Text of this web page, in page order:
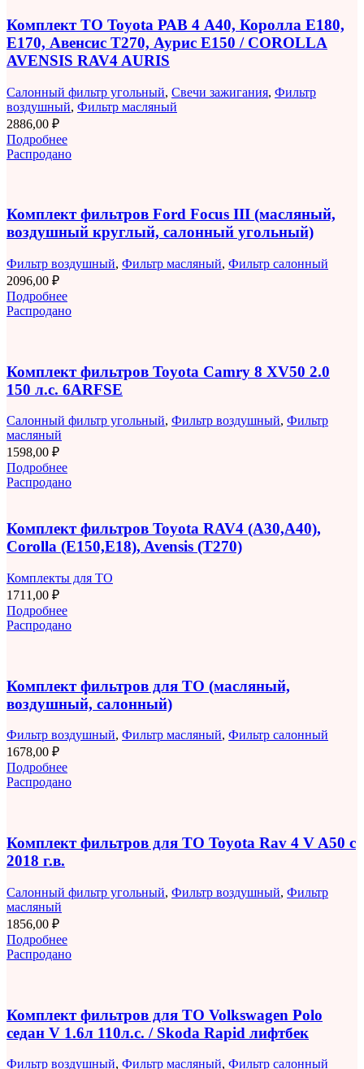
Комплект ТО Toyota РАВ 4 A40, Королла E180,
E170, Авенсис T270, Аурис E150 / COROLLA
AVENSIS RAV4 AURIS
Салонный фильтр угольный, Свечи зажигания, Фильтр
воздушный, Фильтр масляный
2886,00 ₽
Подробнее
Распродано
Комплект фильтров Ford Focus III (масляный,
воздушный круглый, салонный угольный)
Фильтр воздушный, Фильтр масляный, Фильтр салонный
2096,00 ₽
Подробнее
Распродано
Комплект фильтров Toyota Camry 8 XV50 2.0
150 л.с. 6ARFSE
Салонный фильтр угольный, Фильтр воздушный, Фильтр
масляный
1598,00 ₽
Подробнее
Распродано
Комплект фильтров Toyota RAV4 (A30,A40),
Corolla (E150,E18), Avensis (T270)
Комплекты для ТО
1711,00 ₽
Подробнее
Распродано
Комплект фильтров для ТО (масляный,
воздушный, салонный)
Фильтр воздушный, Фильтр масляный, Фильтр салонный
1678,00 ₽
Подробнее
Распродано
Комплект фильтров для ТО Toyota Rav 4 V A50 с
2018 г.в.
Салонный фильтр угольный, Фильтр воздушный, Фильтр
масляный
1856,00 ₽
Подробнее
Распродано
Комплект фильтров для ТО Volkswagen Polo
седан V 1.6л 110л.с. / Skoda Rapid лифтбек
Фильтр воздушный, Фильтр масляный, Фильтр салонный